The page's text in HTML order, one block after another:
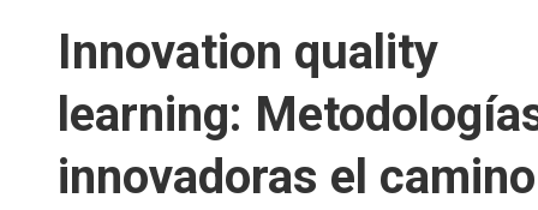
Innovation quality
learning:
innovadoras el camino